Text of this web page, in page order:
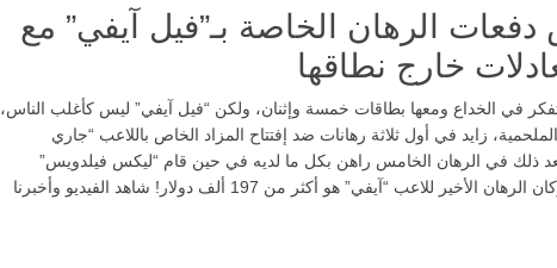
الرهان الخاصة بـ”فيل آيفي” مع
خارج نطاقها
في الخداع ومعها بطاقات خمسة وإثنان، ولكن “فيل آيفي” ليس كأغلب الناس،
زايد في أول ثلاثة رهانات ضد إفتتاح المزاد الخاص باللاعب “جاري
ذلك في الرهان الخامس راهن بكل ما لديه في حين قام “ليكس فيلدويس”
بأربعة رهانات، وكان الرهان الأخير للاعب “آيفي” هو أكثر من 197 ألف دولار! شاهد الفيديو وأخبرنا